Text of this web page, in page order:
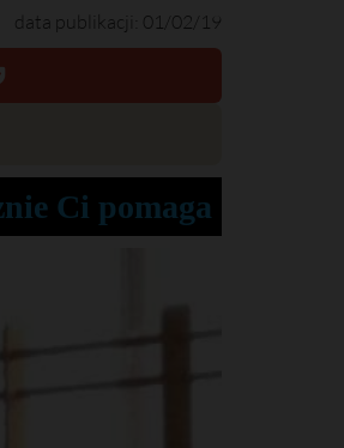
data publikacji: 01/02/19
Ci pomaga